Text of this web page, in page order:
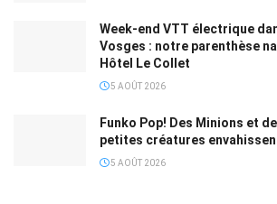
Week-end VTT électrique
Vosges : notre parenthèse
Hôtel Le Collet
5 AOÛT 2026
Funko Pop! Des Minions et
petites créatures
5 AOÛT 2026